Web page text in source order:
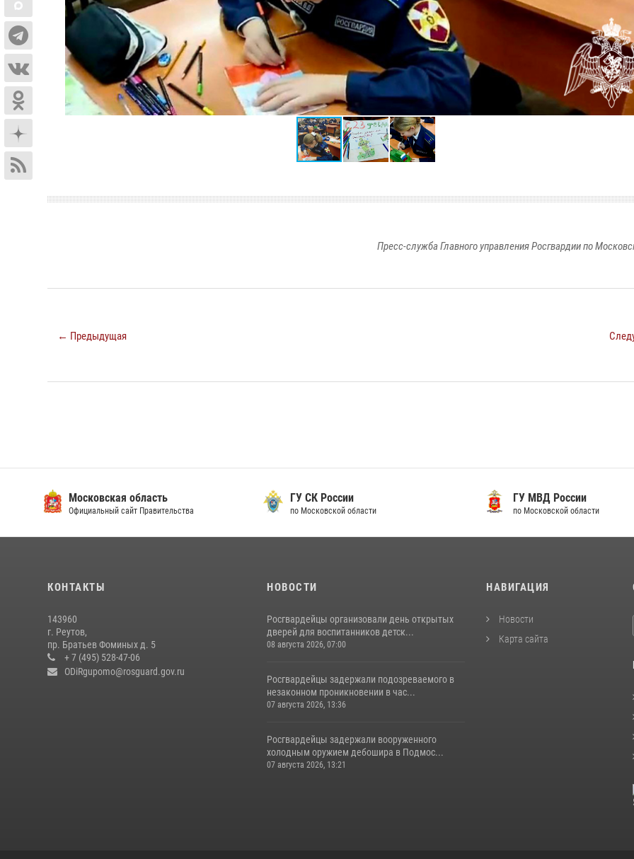
Пресс-служба Главного управления Росгвардии по
← Предыдущая
Московская область
Официальный сайт Правительства
ГУ СК России
по Московской области
ГУ МВД России
по Московской области
КОНТАКТЫ
143960
г. Реутов,
пр. Братьев Фоминых д. 5
+ 7 (495) 528-47-06
ODiRgupomo@rosguard.gov.ru
НОВОСТИ
Росгвардейцы организовали день открытых
дверей для воспитанников детск...
08 августа 2026, 07:00
Росгвардейцы задержали подозреваемого в
незаконном проникновении в час...
07 августа 2026, 13:36
Росгвардейцы задержали вооруженного
холодным оружием дебошира в Подмос...
07 августа 2026, 13:21
НАВИГАЦИЯ
Новости
Карта сайта